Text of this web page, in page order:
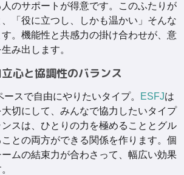
のサポートが得意です。このふたりが
「役に立つし、しかも温かい」そんな
。機能性と共感力の掛け合わせが、意
み出します。
立心と協調性のバランス
ースで自由にやりたいタイプ。 ESFJは
切にして、みんなで協力したいタイプ
スは、ひとりの力を極めることとグル
との両方ができる関係を作ります。個
ムの結束力が合わさって、幅広い効果